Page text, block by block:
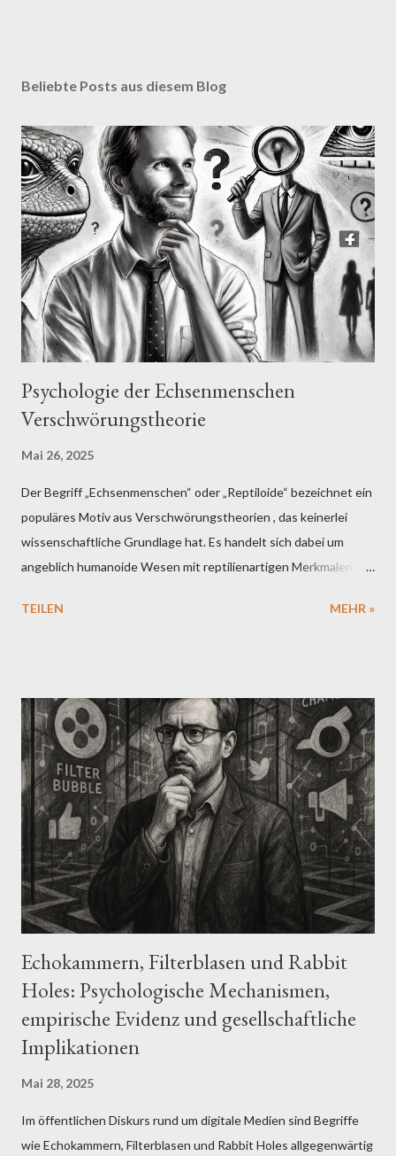
Beliebte Posts aus diesem Blog
Psychologie der Echsenmenschen
Verschwörungstheorie
Mai 26, 2025
Der Begriff „Echsenmenschen“ oder „Reptiloide“ bezeichnet ein
populäres Motiv aus Verschwörungstheorien , das keinerlei
wissenschaftliche Grundlage hat. Es handelt sich dabei um
angeblich humanoide Wesen mit reptilienartigen Merkmalen, die
uralte, unterirdisch lebende Spezies dargestellt werden. Die
Regierungen, Medien oder Großkonzernen. Ursprung der
Vorstellung Die moderne Version dieser Verschwörungstheorie
geht maßgeblich auf David Icke zurück, einen britischen Autor
und ehemaligen Sportreporter, der seit den 1990er-Jahren
behauptet, dass eine außerirdische Rasse von reptiloiden
Wesen – die er als Teil einer „babylonischen Bruderschaft“
bezeichnet – die Welt kontrolliere. Laut Icke sollen viele
prominente Persönlichkeiten, darunter Mitglieder von
Königshä...
TEILEN MEHR »
Echokammern, Filterblasen und Rabbit
Holes: Psychologische Mechanismen,
empirische Evidenz und gesellschaftliche
Implikationen
Mai 28, 2025
Im öffentlichen Diskurs rund um digitale Medien sind Begriffe
wie Echokammern, Filterblasen und Rabbit Holes allgegenwärtig